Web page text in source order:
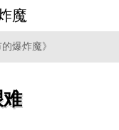
魔
爆炸魔》